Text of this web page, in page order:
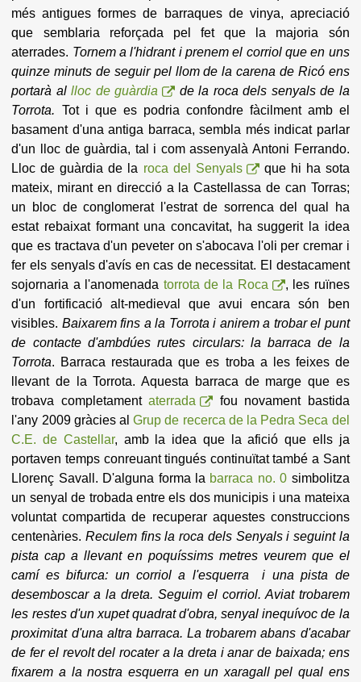
més antigues formes de barraques de vinya, apreciació
que semblaria reforçada pel fet que la majoria són
aterrades. Tornem a l'hidrant i prenem el corriol que en uns
quinze minuts de seguir pel llom de la carena de Ricó ens
portarà allloc de guàrdia
de la roca dels senyals de la
Torrota. Tot i que es podria confondre fàcilment amb el
basament d'una antiga barraca, sembla més indicat parlar
d'un lloc de guàrdia, tal i com assenyalà Antoni Ferrando.
Lloc de guàrdia de la roca del Senyals
que hi ha sota
mateix, mirant en direcció a la Castellassa de can Torras;
un bloc de conglomerat l'estrat de sorrenca del qual ha
estat rebaixat formant una concavitat, ha suggerit la idea
que es tractava d'un peveter on s'abocava l'oli per cremar i
fer els senyals d'avís en cas de necessitat. El destacament
sojornaria a l'anomenada torrota de la Roca
, les ruïnes
d'un fortificació alt-medieval que avui encara són ben
visibles. Baixarem fins a la Torrota i anirem a trobar el punt
de contacte d'ambdúes rutes circulars: la barraca de la
Torrota. Barraca restaurada que es troba a les feixes de
llevant de la Torrota. Aquesta barraca de marge que es
trobava completamentaterrada
fou novament bastida
l'any 2009 gràcies alGrup de recerca de la Pedra Seca del
C.E. de Castellar, amb la idea que la afició que ells ja
portaven temps conreuant tingués continuïtat també a Sant
Llorenç Savall. D'alguna forma la barraca no. 0 simbolitza
un senyal de trobada entre els dos municipis i una mateixa
voluntat compartida de recuperar aquestes construccions
centenàries.Reculem fins la roca dels Senyals i seguint la
pista cap a llevant en poquíssims metres veurem que el
camí es bifurca: un corriol a l'esquerra i una pista de
desemboscar a la dreta. Seguim el corriol. Aviat trobarem
les restes d'un xupet quadrat d'obra, senyal inequívoc de la
proximitat d'una altra barraca. La trobarem abans d'acabar
de fer el revolt del rocater a la dreta i anar de baixada; ens
fixarem a la nostra esquerra en un xaragall pel qual ens